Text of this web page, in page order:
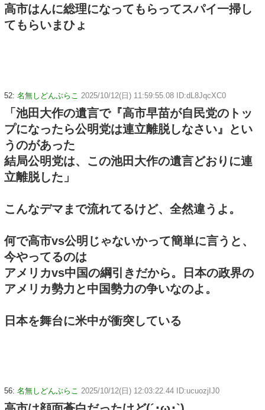
高市はんに総理になってもらってスパイ一掃し
てもらいまひょ
52: 名無しどんぶらこ 2025/10/12(日) 11:59:55.08 ID:dL8JqcXC0
「池田大作の遺言で『高市早苗が自民党のトッ
プになったら公明党は連立離脱しなさい』とい
うのがあった
結局公明党は、この池田大作の遺言どおりに連
立離脱した」
こんなデマまで流れてるけど、全然違うよ。
何で高市vs公明じゃないかって簡単に言うと、
今やってるのは
アメリカvs中国の綱引きだから。日本の政界の
アメリカ勢力と中国勢力の争いなのよ。
日本を舞台に米中が衝突している
56: 名無しどんぶらこ 2025/10/12(日) 12:03:22.44 ID:ucuozjIJ0